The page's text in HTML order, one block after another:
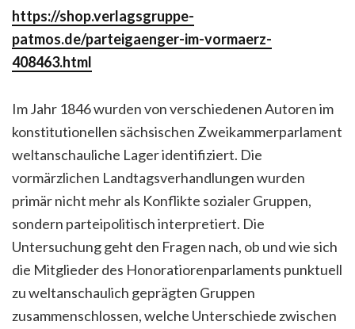
https://shop.verlagsgruppe-
patmos.de/parteigaenger-im-vormaerz-
408463.html
Im Jahr 1846 wurden von verschiedenen Autoren im
konstitutionellen sächsischen Zweikammerparlament
weltanschauliche Lager identifiziert. Die
vormärzlichen Landtagsverhandlungen wurden
primär nicht mehr als Konflikte sozialer Gruppen,
sondern parteipolitisch interpretiert. Die
Untersuchung geht den Fragen nach, ob und wie sich
die Mitglieder des Honoratiorenparlaments punktuell
zu weltanschaulich geprägten Gruppen
zusammenschlossen, welche Unterschiede zwischen